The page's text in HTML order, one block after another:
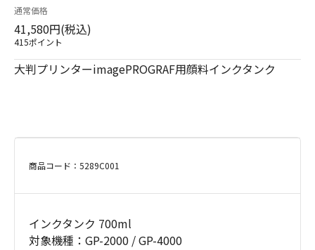
通常価格
41,580円(税込)
415ポイント
大判プリンターimagePROGRAF用顔料インクタンク
商品コード：5289C001
インクタンク 700ml
対象機種：GP-2000 / GP-4000